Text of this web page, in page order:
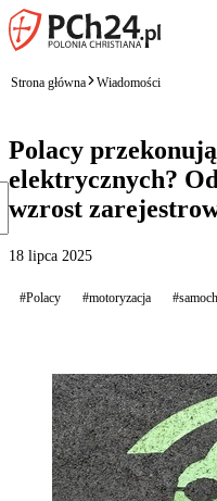
Strona główna Wiadomości
Polacy
elektrycznych?
wzrost
18 lipca 2025
#Polacy #motoryzacja